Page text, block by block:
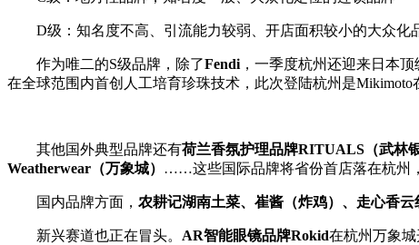
D级：知名度不高、引流能力较弱、开店面积较小的大众化
作为唯二的S级品牌，除了Fendi ，一季度杭州还迎来日本
在全球范围内首创人工培育珍珠技术，此次登陆杭州是
其他国外典型品牌还有荷兰香氛护理品牌RITUALS（武林
Weatherwear（万象城） ……这些国际品牌将省份首店落在杭州
国内品牌方面， 农耕记湖南土菜、崔酱（炸鸡）、走心香云
新兴赛道也正在冒头。 AR智能眼镜品牌Rokid在杭州万象